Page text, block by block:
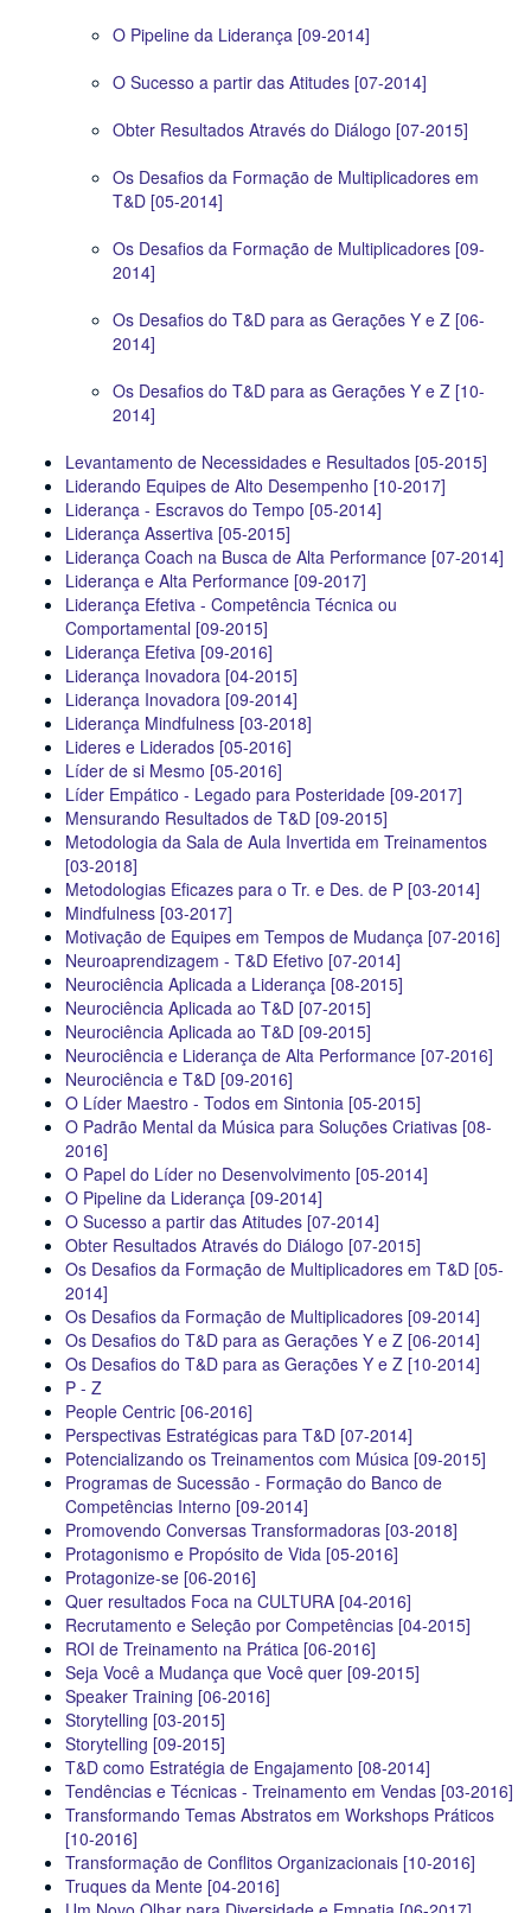
O Pipeline da Liderança [09-2014]
O Sucesso a partir das Atitudes [07-2014]
Obter Resultados Através do Diálogo [07-2015]
Os Desafios da Formação de Multiplicadores em
T&D [05-2014]
Os Desafios da Formação de Multiplicadores [09-
2014]
Os Desafios do T&D para as Gerações Y e Z [06-
2014]
Os Desafios do T&D para as Gerações Y e Z [10-
2014]
Levantamento de Necessidades e Resultados [05-2015]
Liderando Equipes de Alto Desempenho [10-2017]
Liderança - Escravos do Tempo [05-2014]
Liderança Assertiva [05-2015]
Liderança Coach na Busca de Alta Performance [07-2014]
Liderança e Alta Performance [09-2017]
Liderança Efetiva - Competência Técnica ou
Comportamental [09-2015]
Liderança Efetiva [09-2016]
Liderança Inovadora [04-2015]
Liderança Inovadora [09-2014]
Liderança Mindfulness [03-2018]
Lideres e Liderados [05-2016]
Líder de si Mesmo [05-2016]
Líder Empático - Legado para Posteridade [09-2017]
Mensurando Resultados de T&D [09-2015]
Metodologia da Sala de Aula Invertida em Treinamentos
[03-2018]
Metodologias Eficazes para o Tr. e Des. de P [03-2014]
Mindfulness [03-2017]
Motivação de Equipes em Tempos de Mudança [07-2016]
Neuroaprendizagem - T&D Efetivo [07-2014]
Neurociência Aplicada a Liderança [08-2015]
Neurociência Aplicada ao T&D [07-2015]
Neurociência Aplicada ao T&D [09-2015]
Neurociência e Liderança de Alta Performance [07-2016]
Neurociência e T&D [09-2016]
O Líder Maestro - Todos em Sintonia [05-2015]
O Padrão Mental da Música para Soluções Criativas [08-
2016]
O Papel do Líder no Desenvolvimento [05-2014]
O Pipeline da Liderança [09-2014]
O Sucesso a partir das Atitudes [07-2014]
Obter Resultados Através do Diálogo [07-2015]
Os Desafios da Formação de Multiplicadores em T&D [05-
2014]
Os Desafios da Formação de Multiplicadores [09-2014]
Os Desafios do T&D para as Gerações Y e Z [06-2014]
Os Desafios do T&D para as Gerações Y e Z [10-2014]
P - Z
People Centric [06-2016]
Perspectivas Estratégicas para T&D [07-2014]
Potencializando os Treinamentos com Música [09-2015]
Programas de Sucessão - Formação do Banco de
Competências Interno [09-2014]
Promovendo Conversas Transformadoras [03-2018]
Protagonismo e Propósito de Vida [05-2016]
Protagonize-se [06-2016]
Quer resultados Foca na CULTURA [04-2016]
Recrutamento e Seleção por Competências [04-2015]
ROI de Treinamento na Prática [06-2016]
Seja Você a Mudança que Você quer [09-2015]
Speaker Training [06-2016]
Storytelling [03-2015]
Storytelling [09-2015]
T&D como Estratégia de Engajamento [08-2014]
Tendências e Técnicas - Treinamento em Vendas [03-2016]
Transformando Temas Abstratos em Workshops Práticos
[10-2016]
Transformação de Conflitos Organizacionais [10-2016]
Truques da Mente [04-2016]